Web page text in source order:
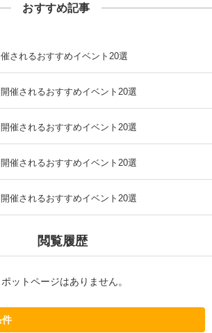
おすすめ記事
されるおすすめイベント20選
催されるおすすめイベント20選
催されるおすすめイベント20選
催されるおすすめイベント20選
催されるおすすめイベント20選
閲覧履歴
ットページはありません。
件